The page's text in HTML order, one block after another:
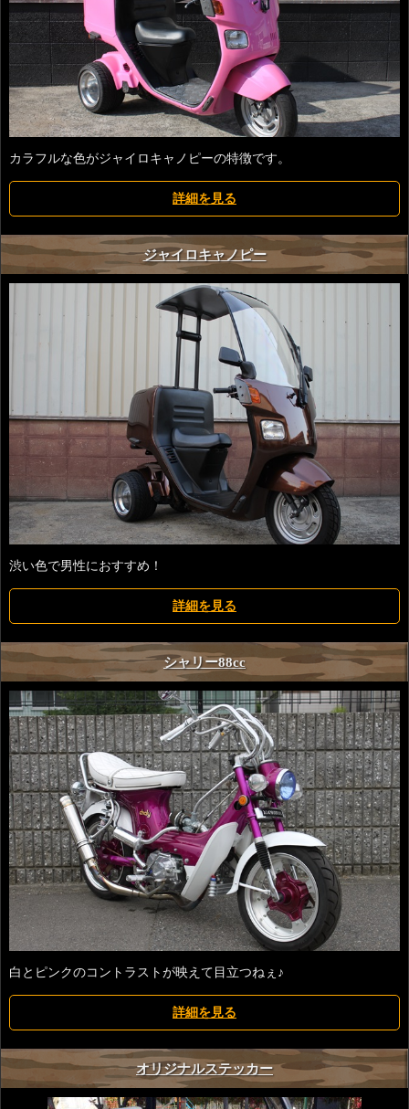
カラフルな色がジャイロキャノピーの特徴です。
詳細を見る
ジャイロキャノピー
渋い色で男性におすすめ！
詳細を見る
シャリー88cc
白とピンクのコントラストが映えて目立つねぇ♪
詳細を見る
オリジナルステッカー